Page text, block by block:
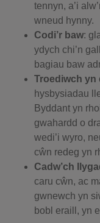
tennyn, a’i
wneud hynny.
Codi’r baw:
ydych chi’n
bagiau baw
Troediwch yn
hysbysiadau
Byddant yn
gwahardd o
wedi’i wyro,
cŵn redeg yn
Cadw’ch
caru cŵn, ac
gwnewch yn
bobl eraill, yn